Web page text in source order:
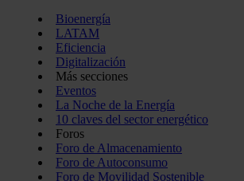
Bioenergía
LATAM
Eficiencia
Digitalización
Más secciones
Eventos
La Noche de la Energía
10 claves del sector energético
Foros
Foro de Almacenamiento
Foro de Autoconsumo
Foro de Movilidad Sostenible